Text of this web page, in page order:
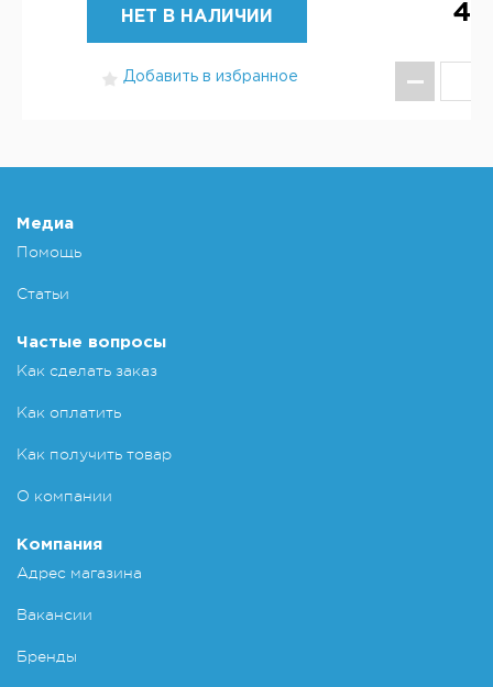
НЕТ В НАЛИЧИИ
Добавить в избранное
4
Медиа
Помощь
Статьи
Частые вопросы
Как сделать заказ
Как оплатить
Как получить товар
О компании
Компания
Адрес магазина
Вакансии
Бренды